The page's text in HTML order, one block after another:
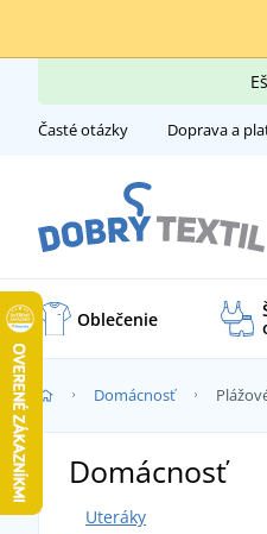
Časté otázky Doprava a
Oblečenie
Domácnosť
Domácnosť
Uteráky